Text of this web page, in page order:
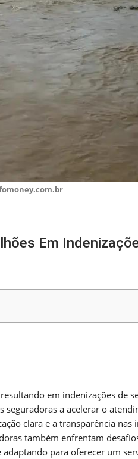
Em
em indenizações de
a acelerar o
clara e a transparência nas
também enfrentam
para oferecer um